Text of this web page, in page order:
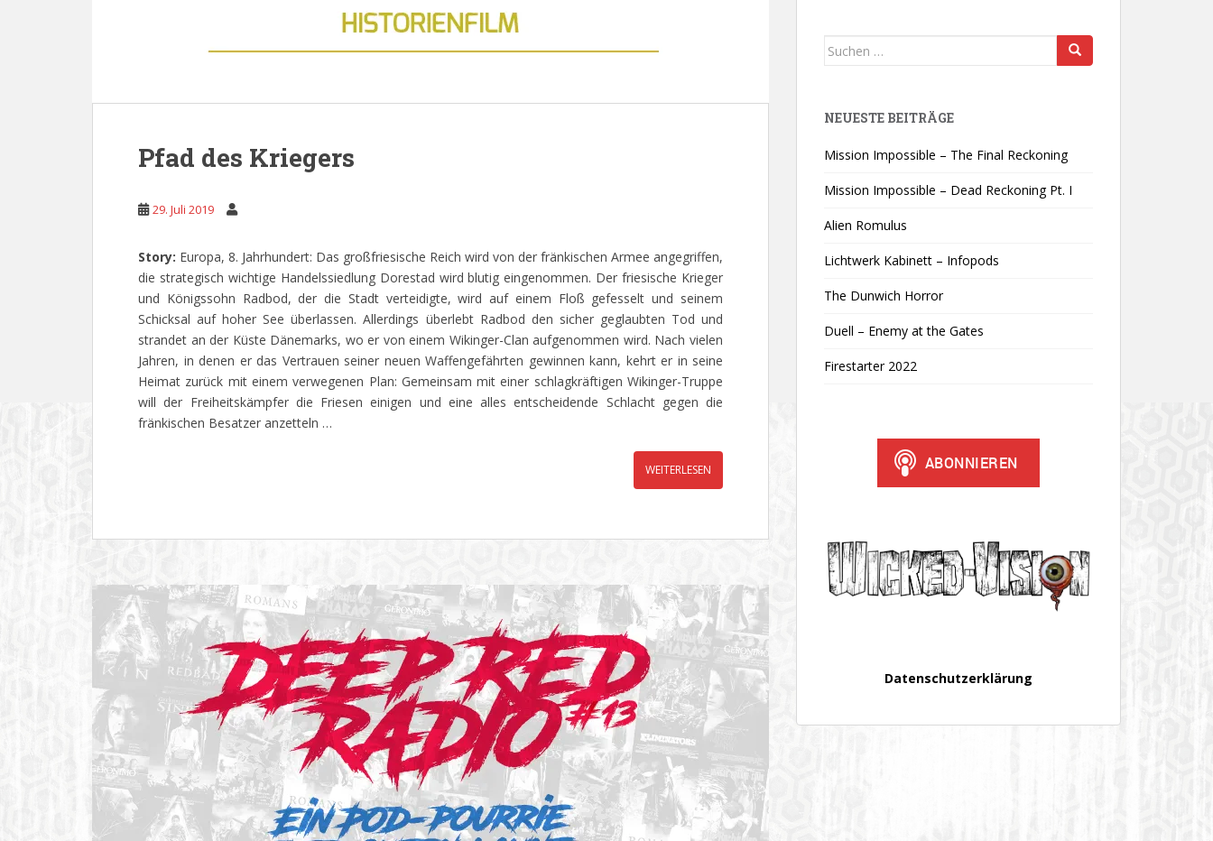
Pfad des Kriegers
29. Juli 2019
Story: Europa, 8. Jahrhundert: Das großfriesische Reich wird von der fränkischen Armee angegriffen,
die strategisch wichtige Handelssiedlung Dorestad wird blutig eingenommen. Der friesische Krieger
und Königssohn Radbod, der die Stadt verteidigte, wird auf einem Floß gefesselt und seinem
Schicksal auf hoher See überlassen. Allerdings überlebt Radbod den sicher geglaubten Tod und
strandet an der Küste Dänemarks, wo er von einem Wikinger-Clan aufgenommen wird. Nach vielen
Jahren, in denen er das Vertrauen seiner neuen Waffengefährten gewinnen kann, kehrt er in seine
Heimat zurück mit einem verwegenen Plan: Gemeinsam mit einer schlagkräftigen Wikinger-Truppe
will der Freiheitskämpfer die Friesen einigen und eine alles entscheidende Schlacht gegen die
fränkischen Besatzer anzetteln …
WEITERLESEN
Suchen
NEUESTE BEITRÄGE
Mission Impossible – The Final Reckoning
Mission Impossible – Dead Reckoning Pt. I
Alien Romulus
Lichtwerk Kabinett – Infopods
The Dunwich Horror
Duell – Enemy at the Gates
Firestarter 2022
Datenschutzerklärung